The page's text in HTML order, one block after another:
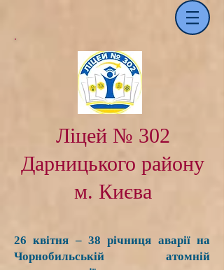
Ліцей № 302
Дарницького району
м. Києва
26 квітня – 38 річниця аварії на
Чорнобильській атомній